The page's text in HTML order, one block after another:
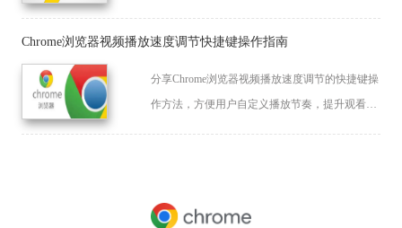
Chrome浏览器视频播放速度调节快捷键操作指南
分享Chrome浏览器视频播放速度调节的快捷键操
作方法，方便用户自定义播放节奏，提升观看体